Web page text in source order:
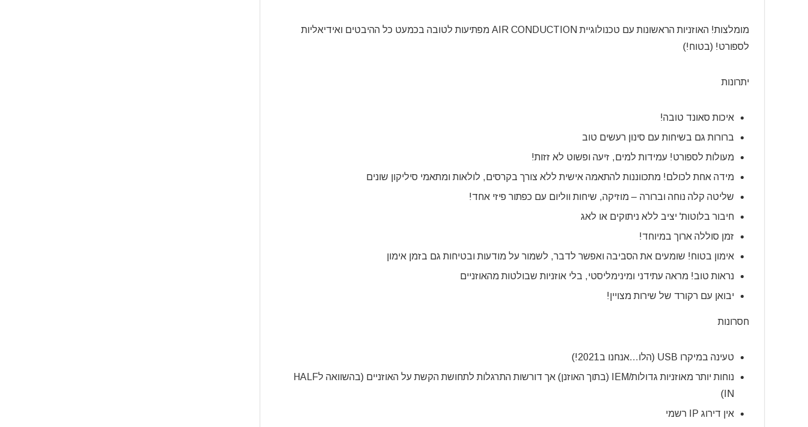
מומלצות! האוזניות הראשונות עם טכנולוגיית AIR CONDUCTION מפתיעות לטובה בכמעט כל ההיבטים ואידיאליות
לספורט! (בטוח!)
יתרונות
איכות סאונד טובה!
ברורות גם בשיחות עם סינון רעשים טוב
מעולות לספורט! עמידות למים, זיעה ופשוט לא זזות!
מידה אחת לכולם! מתכווננות להתאמה אישית ללא צורך בקרסים, לולאות ומתאמי סיליקון שונים
שליטה קלה נוחה וברורה – מוזיקה, שיחות ווליום עם כפתור פיזי אחד!
חיבור בלוטות' יציב ללא ניתוקים או לאג
זמן סוללה ארוך במיוחד!
אימון בטוח! שומעים את הסביבה ואפשר לדבר, לשמור על מודעות ובטיחות גם בזמן אימון
נראות טוב! מראה עתידני ומינימליסטי, בלי אוזניות שבולטות מהאוזניים
יבואן עם רקורד של שירות מצויין!
חסרונות
טעינה במיקרו USB (הלו…אנחנו ב2021!)
נוחות יותר מאוזניות גדולות/IEM (בתוך האוזנן) אך דורשות התרגלות לתחושת הקשת על האוזניים (בהשוואה לHALF
IN)
אין דירוג IP רשמי